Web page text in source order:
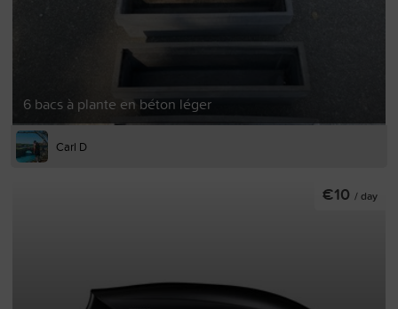
6 bacs à plante en béton léger
Carl D
€10 / day